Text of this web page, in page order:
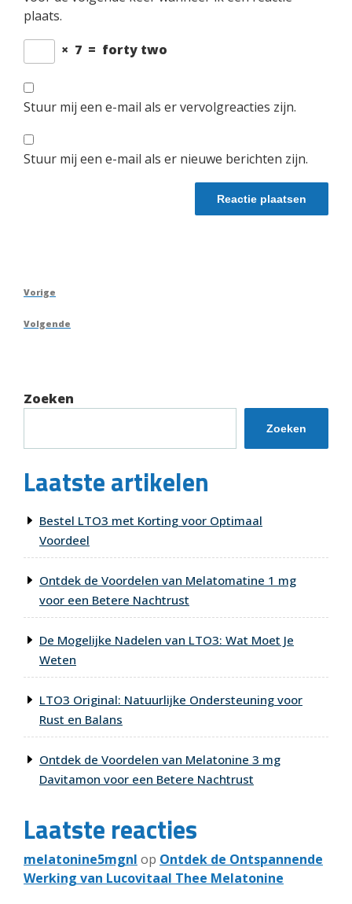
plaats.
× 7 = forty two
Stuur mij een e-mail als er vervolgreacties zijn.
Stuur mij een e-mail als er nieuwe berichten zijn.
Berichtnavigatie
Vorig
Vorige
Volgend
Volgende
Zoeken
Zoeken
Laatste artikelen
Bestel LTO3 met Korting voor Optimaal
Voordeel
Ontdek de Voordelen van Melatomatine 1 mg
voor een Betere Nachtrust
De Mogelijke Nadelen van LTO3: Wat Moet Je
Weten
LTO3 Original: Natuurlijke Ondersteuning voor
Rust en Balans
Ontdek de Voordelen van Melatonine 3 mg
Davitamon voor een Betere Nachtrust
Laatste reacties
melatonine5mgnl op Ontdek de Ontspannende
Werking van Lucovitaal Thee Melatonine